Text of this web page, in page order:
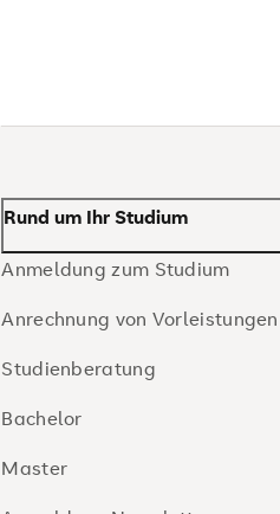
Rund um Ihr Studium
Anmeldung zum Studium
Anrechnung von Vorleistungen
Studienberatung
Bachelor
Master